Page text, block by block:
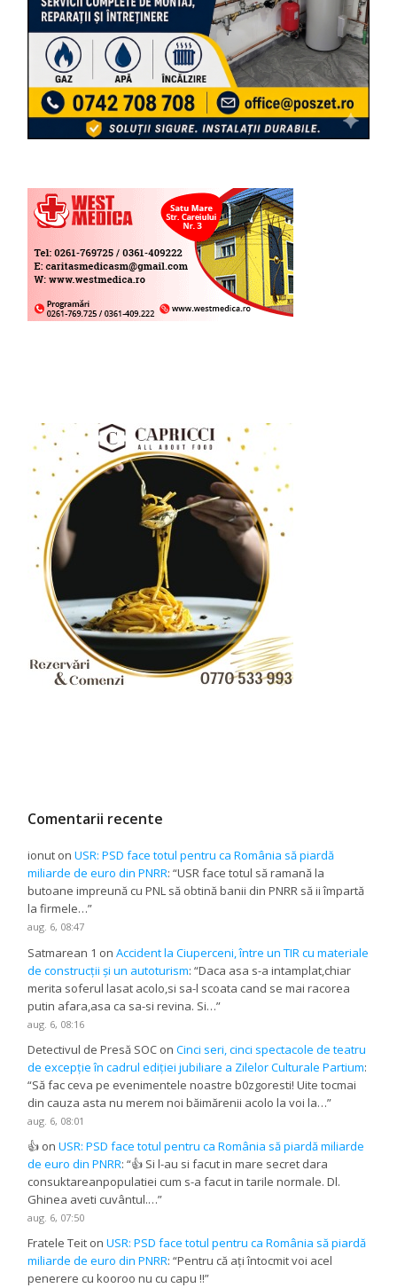
Comentarii recente
ionut onUSR: PSD face totul pentru ca România să piardă
miliarde de euro din PNRR: “USR face totul să ramană la
butoane impreună cu PNL să obtină banii din PNRR să ii împartă
la firmele…”
aug. 6, 08:47
Satmarean 1 onAccident la Ciuperceni, între un TIR cu materiale
de construcții și un autoturism: “Daca asa s-a intamplat,chiar
merita soferul lasat acolo,si sa-l scoata cand se mai racorea
putin afara,asa ca sa-si revina. Si…”
aug. 6, 08:16
Detectivul de Presă SOC onCinci seri, cinci spectacole de teatru
de excepție în cadrul ediției jubiliare a Zilelor Culturale Partium:
“Să fac ceva pe evenimentele noastre b0zgoresti! Uite tocmai
din cauza asta nu merem noi băimărenii acolo la voi la…”
aug. 6, 08:01
👍 onUSR: PSD face totul pentru ca România să piardă miliarde
de euro din PNRR: “👍 Si l-au si facut in mare secret dara
consuktareanpopulatiei cum s-a facut in tarile normale. Dl.
Ghinea aveti cuvântul.…”
aug. 6, 07:50
Fratele Teit onUSR: PSD face totul pentru ca România să piardă
miliarde de euro din PNRR: “Pentru că ați întocmit voi acel
penerere cu kooroo nu cu capu !!”